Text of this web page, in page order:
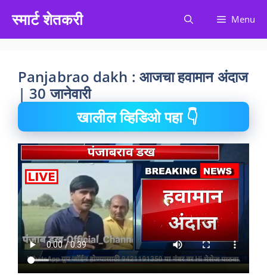
content
स्मार्ट शेतकरी Menu
Panjabrao dakh : आजचा हवामान अंदाज
| 30 जानेवारी
खालील व्हिडिओ पहा 👇